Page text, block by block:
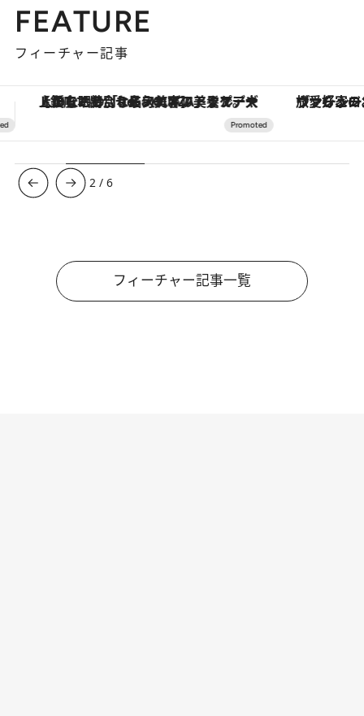
FEATURE
フィーチャー記事
ヴァシュロン・コンスタンタン「オーヴァーシーズ・オートマティック」。旅愛好家のお気に入りコレクションから、ジェンダーレスな新作が登場
3 /6
フィーチャー記事一覧